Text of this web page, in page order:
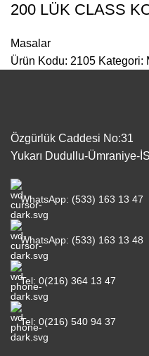
200 LÜK CLASS
Masalar
Ürün Kodu: 2105 Kategori:
Özgürlük Caddesi No:31
Yukarı Dudullu-Ümraniye-
WhatsApp: (533) 163 13 47
WhatsApp: (533) 163 13 48
Tel: 0(216) 364 13 47
Tel: 0(216) 540 94 37